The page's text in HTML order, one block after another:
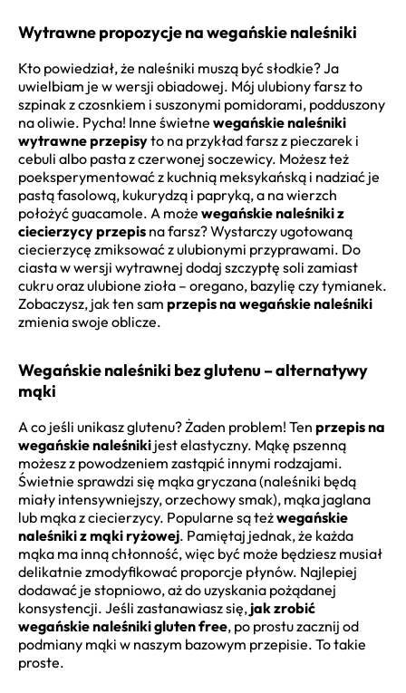
Wytrawne propozycje na wegańskie naleśniki
Kto powiedział, że naleśniki muszą być słodkie? Ja
uwielbiam je w wersji obiadowej. Mój ulubiony farsz to
szpinak z czosnkiem i suszonymi pomidorami, podduszony
na oliwie. Pycha! Inne świetne wegańskie naleśniki
wytrawne przepisyto na przykład farsz z pieczarek i
cebuli albo pasta z czerwonej soczewicy. Możesz też
poeksperymentować z kuchnią meksykańską i nadziać je
pastą fasolową, kukurydzą i papryką, a na wierzch
położyć guacamole. A może wegańskie naleśniki z
ciecierzycy przepis na farsz? Wystarczy ugotowaną
ciecierzycę zmiksować z ulubionymi przyprawami. Do
ciasta w wersji wytrawnej dodaj szczyptę soli zamiast
cukru oraz ulubione zioła – oregano, bazylię czy tymianek.
Zobaczysz, jak ten sam przepis na wegańskie naleśniki
zmienia swoje oblicze.
Wegańskie naleśniki bez glutenu – alternatywy
mąki
A co jeśli unikasz glutenu? Żaden problem! Ten przepis na
wegańskie naleśniki jest elastyczny. Mąkę pszenną
możesz z powodzeniem zastąpić innymi rodzajami.
Świetnie sprawdzi się mąka gryczana (naleśniki będą
miały intensywniejszy, orzechowy smak), mąka jaglana
lub mąka z ciecierzycy. Popularne są teżwegańskie
naleśniki z mąki ryżowej. Pamiętaj jednak, że każda
mąka ma inną chłonność, więc być może będziesz musiał
delikatnie zmodyfikować proporcje płynów. Najlepiej
dodawać je stopniowo, aż do uzyskania pożądanej
konsystencji. Jeśli zastanawiasz się, jak zrobić
wegańskie naleśniki gluten free, po prostu zacznij od
podmiany mąki w naszym bazowym przepisie. To takie
proste.